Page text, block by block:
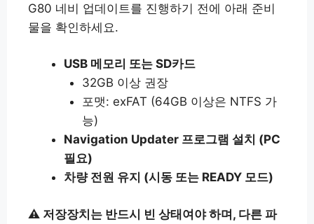
G80 네비 업데이트를 진행하기 전에 아래 준비
물을 확인하세요.
USB 메모리 또는 SD카드
32GB 이상 권장
포맷: exFAT (64GB 이상은 NTFS 가
능)
Navigation Updater 프로그램 설치 (PC
필요)
차량 전원 유지 (시동 또는 READY 모드)
⚠ 저장장치는 반드시 빈 상태여야 하며, 다른 파